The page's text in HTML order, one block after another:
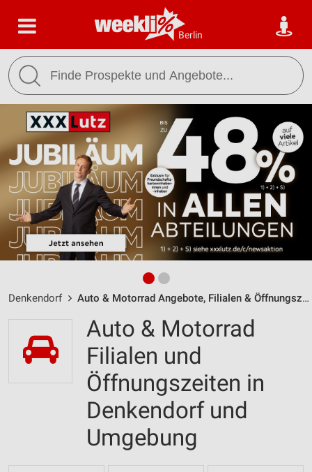
Berlin
Denkendorf Auto & Motorrad Angebote, Filialen & Öffnungszeiten
Auto & Motorrad
Filialen und
Öffnungszeiten in
Denkendorf und
Umgebung